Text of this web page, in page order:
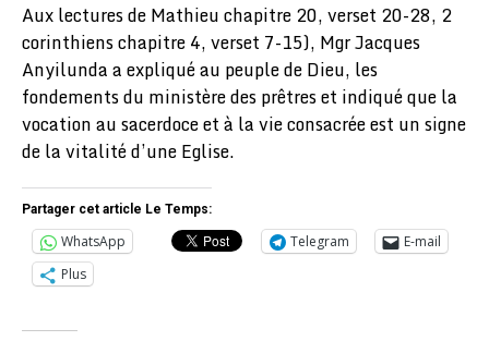
Aux lectures de Mathieu chapitre 20, verset 20-28, 2
corinthiens chapitre 4, verset 7-15), Mgr Jacques
Anyilunda a expliqué au peuple de Dieu, les
fondements du ministère des prêtres et indiqué que la
vocation au sacerdoce et à la vie consacrée est un signe
de la vitalité d’une Eglise.
Partager cet article Le Temps:
WhatsApp Telegram
E-mail
Plus